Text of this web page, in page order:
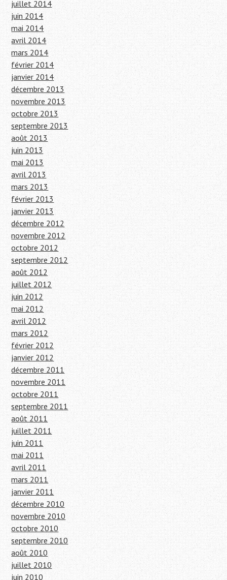
juillet 2014
juin 2014
mai 2014
avril 2014
mars 2014
février 2014
janvier 2014
décembre 2013
novembre 2013
octobre 2013
septembre 2013
août 2013
juin 2013
mai 2013
avril 2013
mars 2013
février 2013
janvier 2013
décembre 2012
novembre 2012
octobre 2012
septembre 2012
août 2012
juillet 2012
juin 2012
mai 2012
avril 2012
mars 2012
février 2012
janvier 2012
décembre 2011
novembre 2011
octobre 2011
septembre 2011
août 2011
juillet 2011
juin 2011
mai 2011
avril 2011
mars 2011
janvier 2011
décembre 2010
novembre 2010
octobre 2010
septembre 2010
août 2010
juillet 2010
juin 2010